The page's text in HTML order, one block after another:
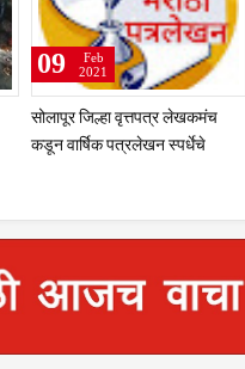
भारतीय जनता पक्ष चिटणीसपदी
उमाकांत गाढवे यांची निवड
19
Mar
2021